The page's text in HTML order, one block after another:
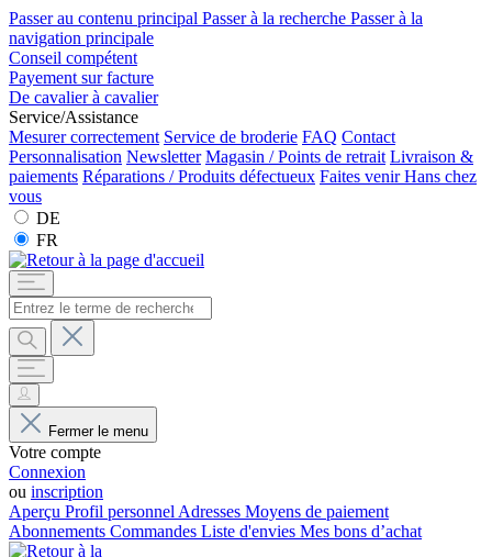
Passer au contenu principal Passer à la recherche Passer à la
navigation principale
Conseil compétent
Payement sur facture
De cavalier à cavalier
Service/Assistance
Mesurer correctement Service de broderie FAQ Contact
Personnalisation Newsletter Magasin / Points de retrait Livraison &
paiements Réparations / Produits défectueux Faites venir Hans chez
vous
DE
FR
Fermer le menu
Votre compte
Connexion
ou inscription
Aperçu Profil personnel Adresses Moyens de paiement
Abonnements Commandes Liste d'envies Mes bons d’achat